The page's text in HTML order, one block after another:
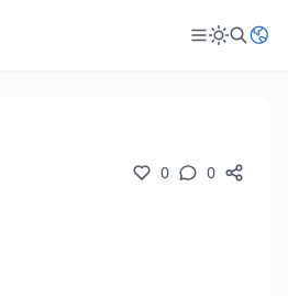
0 0